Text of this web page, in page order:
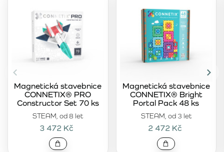
STEAM, od 8 let
Magnetická stavebnice
CONNETIX® PRO
Constructor Set 70 ks
3 472 Kč
STEAM, od 3 let
Magnetická stavebnice
CONNETIX® Bright
Portal Pack 48 ks
2 472 Kč